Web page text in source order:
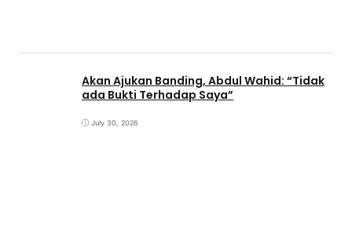
Akan Ajukan Banding, Abdul Wahid: “Tidak
ada Bukti Terhadap Saya”
July 30, 2026